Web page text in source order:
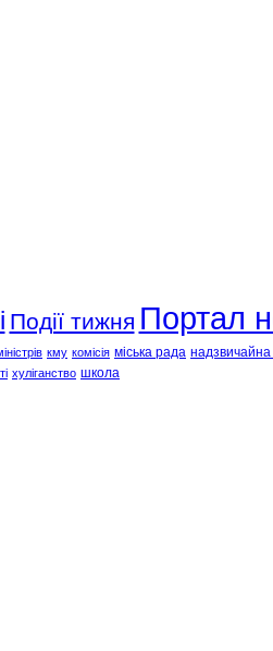
Події тижня Портал
кму комісія міська рада надзвичайна
хуліганство школа